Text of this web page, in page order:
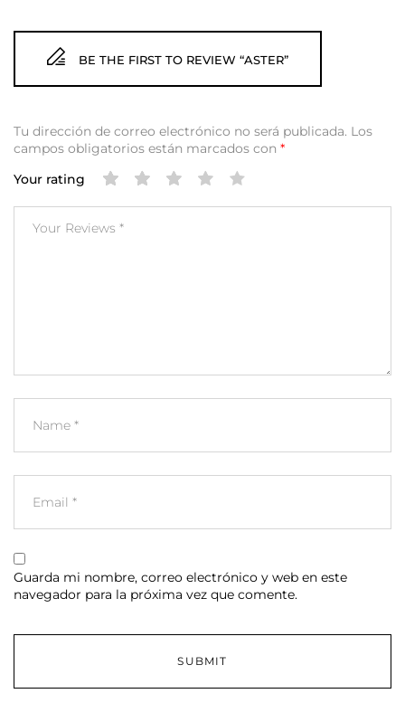
BE THE FIRST TO REVIEW “ASTER”
Tu dirección de correo electrónico no será publicada. Los
campos obligatorios están marcados con *
Your rating
Guarda mi nombre, correo electrónico y web en este
navegador para la próxima vez que comente.